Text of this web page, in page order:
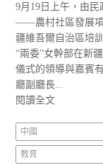
9月19日上午，由
——農村社區發展項
疆維吾爾自治區培
“兩委”女幹部在新
儀式的領導與嘉賓
廳副廳長...
閱讀全文
中國
教育